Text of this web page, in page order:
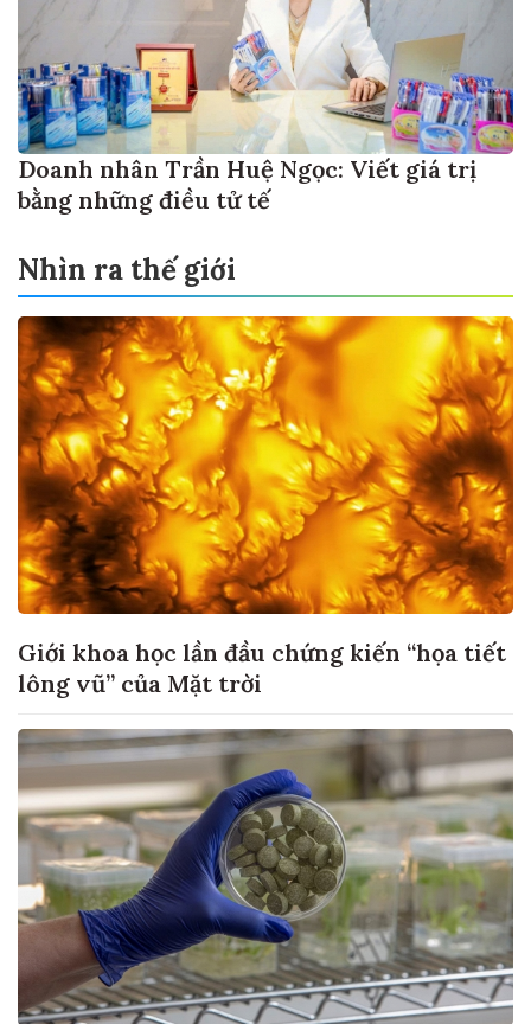
Doanh nhân Trần Huệ Ngọc: Viết giá trị
bằng những điều tử tế
Nhìn ra thế giới
Giới khoa học lần đầu chứng kiến “họa tiết
lông vũ” của Mặt trời